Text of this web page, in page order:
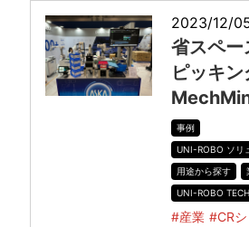
2023/12/
省スペー
ピッキン
事例
UNI-ROBO ソリ
用途から探す
UNI-ROBO
#産業 #CR